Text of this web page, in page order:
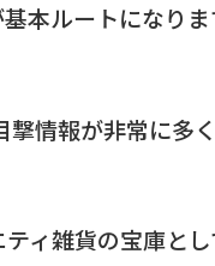
本ルートになりま
情報が非常に多く
ティ雑貨の宝庫と